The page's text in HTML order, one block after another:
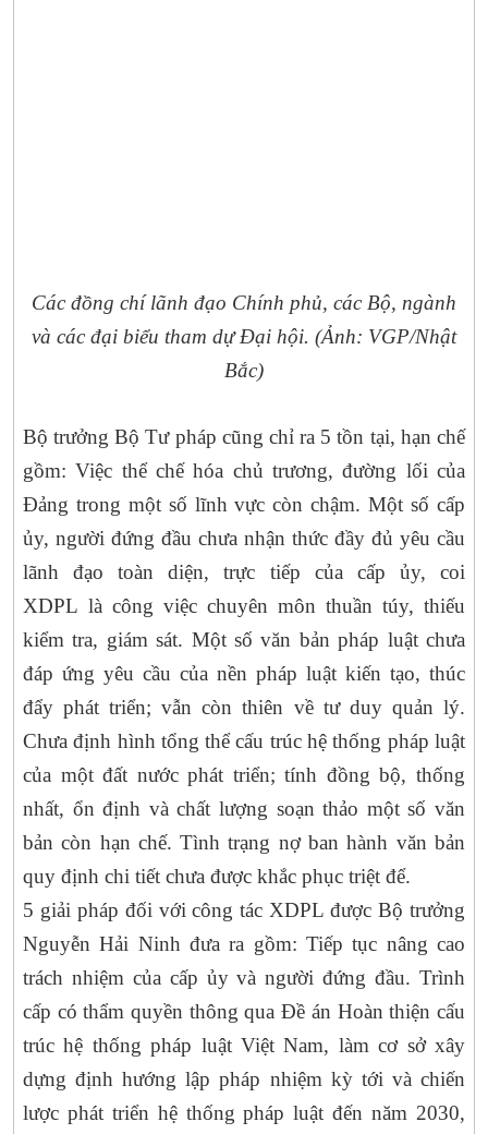
Các đồng chí lãnh đạo Chính phủ, các Bộ, ngành
và các đại biểu tham dự Đại hội. (Ảnh: VGP/Nhật
Bắc)
‎Bộ trưởng Bộ Tư pháp cũng chỉ ra 5 tồn tại, hạn chế
gồm: Việc thể chế hóa chủ trương, đường lối của
Đảng trong một số lĩnh vực còn chậm. Một số cấp
ủy, người đứng đầu chưa nhận thức đầy đủ yêu cầu
lãnh đạo toàn diện, trực tiếp của cấp ủy, coi
XDPL là công việc chuyên môn thuần túy, thiếu
kiểm tra, giám sát. Một số văn bản pháp luật chưa
đáp ứng yêu cầu của nền pháp luật kiến tạo, thúc
đẩy phát triển; vẫn còn thiên về tư duy quản lý.
Chưa định hình tổng thể cấu trúc hệ thống pháp luật
của một đất nước phát triển; tính đồng bộ, thống
nhất, ổn định và chất lượng soạn thảo một số văn
bản còn hạn chế. Tình trạng nợ ban hành văn bản
quy định chi tiết chưa được khắc phục triệt để.
5 giải pháp đối với công tác XDPL được Bộ trưởng
Nguyễn Hải Ninh đưa ra gồm: Tiếp tục nâng cao
trách nhiệm của cấp ủy và người đứng đầu. Trình
cấp có thẩm quyền thông qua Đề án Hoàn thiện cấu
trúc hệ thống pháp luật Việt Nam, làm cơ sở xây
dựng định hướng lập pháp nhiệm kỳ tới và chiến
lược phát triển hệ thống pháp luật đến năm 2030,